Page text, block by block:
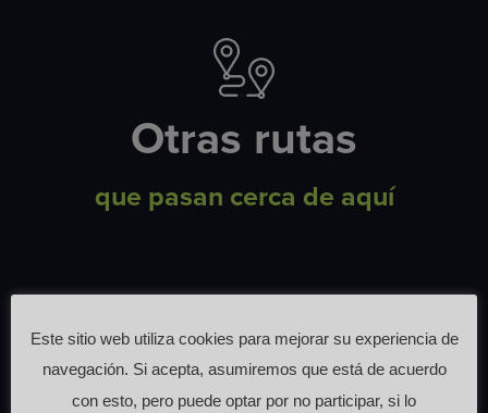
Otras rutas
que pasan cerca de aquí
Este sitio web utiliza cookies para mejorar su experiencia de
navegación. Si acepta, asumiremos que está de acuerdo
con esto, pero puede optar por no participar, si lo